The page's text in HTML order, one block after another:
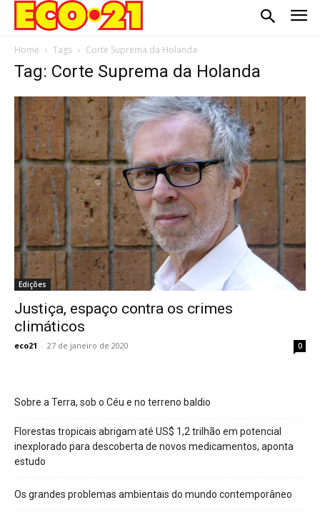
Home Tags Corte Suprema da Holanda
Tag: Corte Suprema da Holanda
Edições
Justiça, espaço contra os crimes
climáticos
eco21 - 27 de janeiro de 2020 0
Sobre a Terra, sob o Céu e no terreno baldio
Florestas tropicais abrigam até US$ 1,2 trilhão em potencial
inexplorado para descoberta de novos medicamentos, aponta
estudo
Os grandes problemas ambientais do mundo contemporâneo